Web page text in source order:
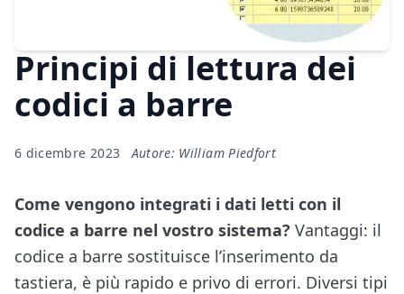
Principi di lettura dei
codici a barre
6 dicembre 2023 Autore: William Piedfort
Come vengono integrati i dati letti con il
codice a barre nel vostro sistema? Vantaggi: il
codice a barre sostituisce l’inserimento da
tastiera, è più rapido e privo di errori. Diversi tipi